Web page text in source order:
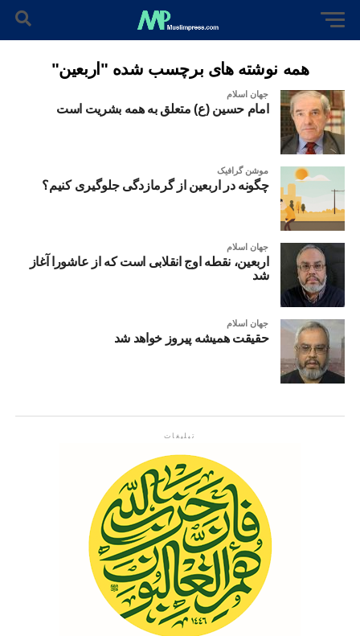
همه نوشته های برچسب شده "اربعین"
جهان اسلام
امام حسین (ع) متعلق به همه بشریت است
موشن گرافیک
چگونه در اربعین از گرمازدگی جلوگیری کنیم؟
جهان اسلام
اربعین، نقطه اوج انقلابی است که از عاشورا آغاز
شد
جهان اسلام
حقیقت همیشه پیروز خواهد شد
تبلیغات